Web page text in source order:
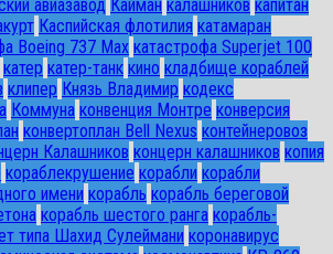
авиазавод Кайман калашников капитан
Каспийская флотилия катамаран
Boeing 737 Max катастрофа Superjet 100
катер катер-танк кино кладбище кораблей
клипер Князь Владимир кодекс
Коммуна конвенция Монтре конверсия
конвертоплан Bell Nexus контейнеровоз
Калашников концерн калашников копия
кораблекрушение корабли корабли
имени корабль корабль береговой
корабль шестого ранга корабль-
типа Шахид Сулеймани коронавирус